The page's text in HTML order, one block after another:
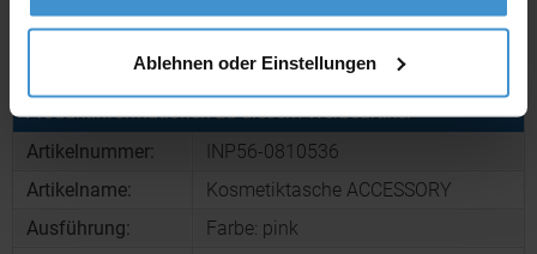
Ablehnen oder Einstellungen
Produktinformationen zu diesem Werbeartikel
Artikelnummer:
INP56-0810536
Artikelname:
Kosmetiktasche ACCESSORY
Ausführung:
Farbe: pink